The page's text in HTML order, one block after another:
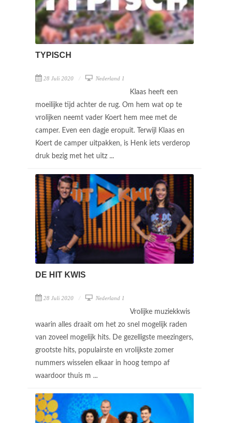
TYPISCH
28 Juli 2020 Nederland 1
Klaas heeft een
moeilijke tijd achter de rug. Om hem wat op te
vrolijken neemt vader Koert hem mee met de
camper. Even een dagje eropuit. Terwijl Klaas en
Koert de camper uitpakken, is Henk iets verderop
druk bezig met het uitz ...
DE HIT KWIS
28 Juli 2020 Nederland 1
Vrolijke muziekkwis
waarin alles draait om het zo snel mogelijk raden
van zoveel mogelijk hits. De gezelligste meezingers,
grootste hits, populairste en vrolijkste zomer
nummers wisselen elkaar in hoog tempo af
waardoor thuis m ...